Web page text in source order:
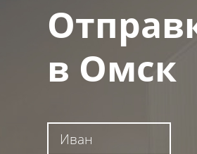
в Омск